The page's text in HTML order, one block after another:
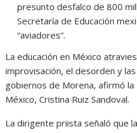
presunto desfalco de 800
Secretaría de Educación
“aviadores”.
La educación en México
improvisación, el desorden y
gobiernos de Morena, afirmó
México, Cristina Ruiz Sandoval.
La dirigente priista señaló que